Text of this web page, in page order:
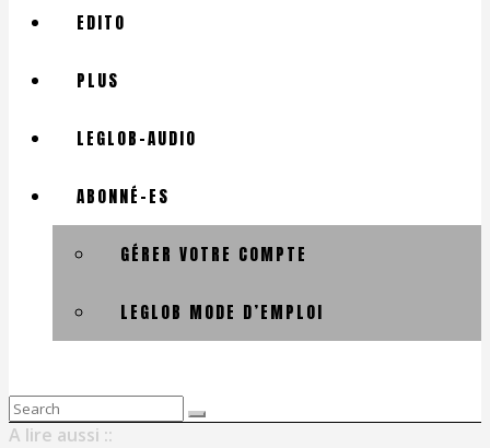
EDITO
PLUS
LEGLOB-AUDIO
ABONNÉ-ES
GÉRER VOTRE COMPTE
LEGLOB MODE D’EMPLOI
Search
for:
A lire aussi ::